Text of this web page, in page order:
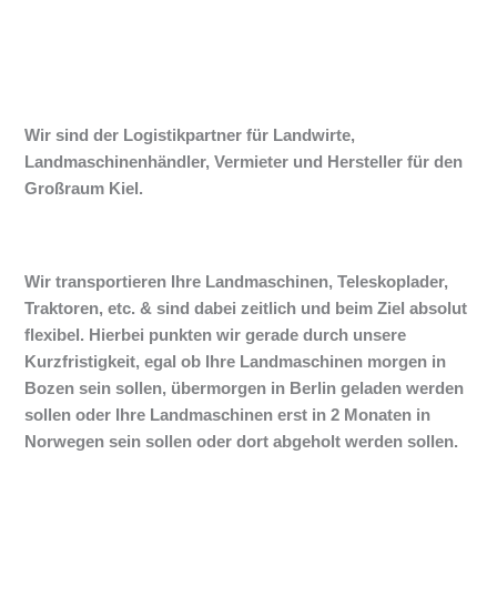
Wir sind der Logistikpartner für Landwirte,
Landmaschinenhändler, Vermieter und Hersteller für den
Großraum Kiel.
Wir transportieren Ihre Landmaschinen, Teleskoplader,
Traktoren, etc. & sind dabei zeitlich und beim Ziel absolut
flexibel. Hierbei punkten wir gerade durch unsere
Kurzfristigkeit, egal ob Ihre Landmaschinen morgen in
Bozen sein sollen, übermorgen in Berlin geladen werden
sollen oder Ihre Landmaschinen erst in 2 Monaten in
Norwegen sein sollen oder dort abgeholt werden sollen.